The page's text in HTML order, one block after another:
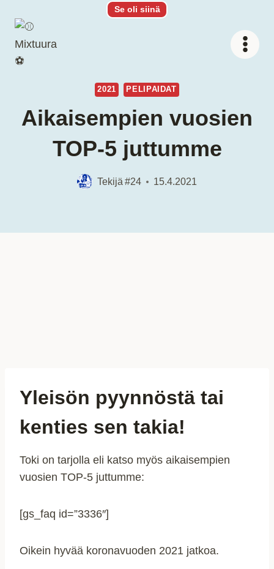
sisältöön
Se oli siinä
2021 PELIPAIDAT
Aikaisempien vuosien
TOP-5 juttumme
Tekijä #24 15.4.2021
Yleisön pyynnöstä tai
kenties sen takia!
Toki on tarjolla eli katso myös aikaisempien
vuosien TOP-5 juttumme:
[gs_faq id=”3336″]
Oikein hyvää koronavuoden 2021 jatkoa.